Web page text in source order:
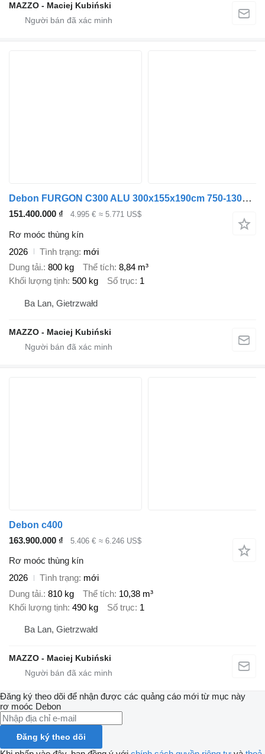
MAZZO - Maciej Kubiński
Debon FURGON C300 ALU 300x155x190cm 750-1300kg
151.400.000 ₫ 4.995 € ≈ 5.771 US$
Rơ moóc thùng kín
2026
Tình trạng mới
Dung tải. 800 kg Thể tích 8,84 m³
Khối lượng tịnh 500 kg Số trục 1
Ba Lan, Gietrzwałd
MAZZO - Maciej Kubiński
Debon c400
163.900.000 ₫
5.406 € ≈ 6.246 US$
Rơ moóc thùng kín
2026
Tình trạng mới
Dung tải. 810 kg Thể tích 10,38 m³
Khối lượng tịnh 490 kg Số trục 1
Ba Lan, Gietrzwałd
MAZZO - Maciej Kubiński
Đăng ký theo dõi để nhận được các quảng cáo mới từ mục này
rơ moóc Debon
Đăng ký theo dõi